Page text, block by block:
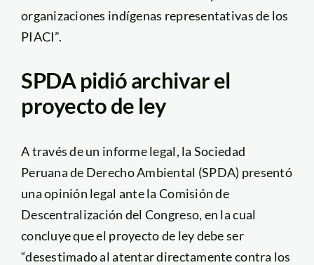
organizaciones indígenas representativas de los
PIACI”.
SPDA pidió archivar el
proyecto de ley
A través de un informe legal, la Sociedad
Peruana de Derecho Ambiental (SPDA) presentó
una opinión legal ante la Comisión de
Descentralización del Congreso, en la cual
concluye que el proyecto de ley debe ser
“desestimado al atentar directamente contra los